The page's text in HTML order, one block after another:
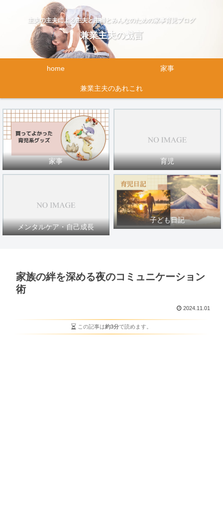
主夫の主夫による主夫と主婦とみんなのための家事育児ブログ
兼業主夫の戯言
home 家事
兼業主夫のあれこれ
家事 育児
メンタルケア・自己成長
子ども日記
家族の絆を深める夜のコミュニケーション
術
2024.11.01
この記事は約3分で読めます。